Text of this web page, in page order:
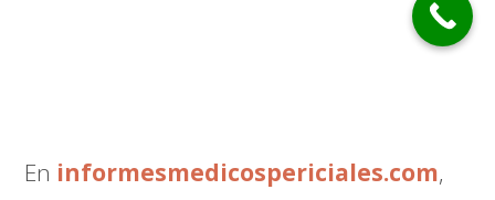
En informesmedicospericiales.com,